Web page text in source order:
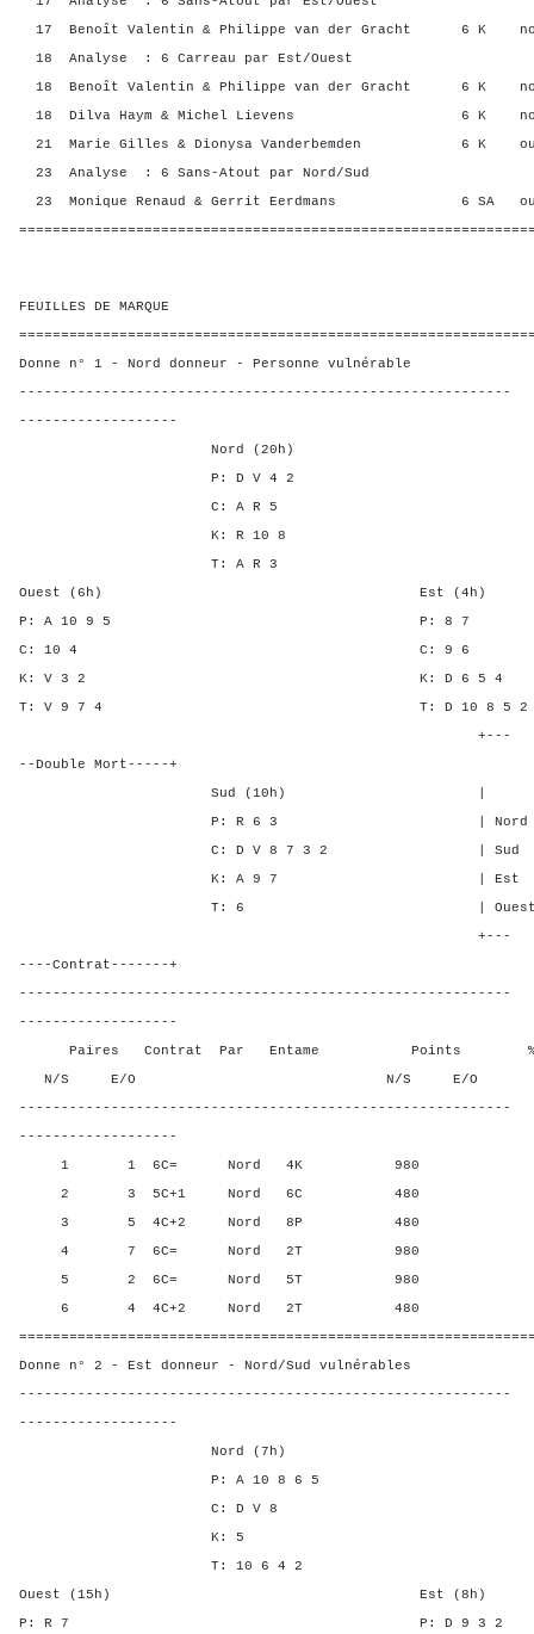
17 Benoît Valentin & Philippe van der Gracht 6 K
18 Analyse : 6 Carreau par Est/Ouest
18 Benoît Valentin & Philippe van der Gracht 6 K
18 Dilva Haym & Michel Lievens 6 K
21 Marie Gilles & Dionysa Vanderbemden 6 K
23 Analyse : 6 Sans-Atout par Nord/Sud
23 Monique Renaud & Gerrit Eerdmans 6 SA
FEUILLES DE MARQUE
Donne n° 1 - Nord donneur - Personne vulnérable
-----------------------------------------------------------
-------------------
Nord (20h)
P: D V 4 2
C: A R 5
K: R 10 8
T: A R 3
Ouest (6h) Est (4h)
P: A 10 9 5 P:
C: 10 4 C:
K: V 3 2 K: D 6
T: V 9 7 4 T: D 10 8
+---
--Double Mort-----+
Sud (10h) | SA P
P: R 6 3 | Nord 6 5
C: D V 8 7 3 2 | Sud 6 5
K: A 9 7 | Est - -
T: 6 | Ouest - -
+---
----Contrat-------+
-----------------------------------------------------------
-------------------
Paires Contrat Par Entame Points %
N/S E/O N/S E/O N/
-----------------------------------------------------------
-------------------
1 1 6C= Nord 4K 980
2 3 5C+1 Nord 6C 480
3 5 4C+2 Nord 8P 480
4 7 6C= Nord 2T 980
5 2 6C= Nord 5T 980
6 4 4C+2 Nord 2T 480
Donne n° 2 - Est donneur - Nord/Sud vulnérables
-----------------------------------------------------------
-------------------
Nord (7h)
P: A 10 8 6 5
C: D V 8
K: 5
T: 10 6 4 2
Ouest (15h) Est (8h)
P: R 7 P: D 9